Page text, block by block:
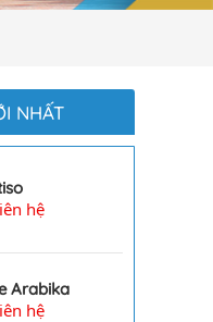
NHẤT
hệ
Arabika
hệ